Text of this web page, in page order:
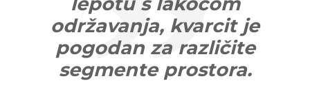
održavanja, kvarcit je
pogodan za različite
segmente prostora.